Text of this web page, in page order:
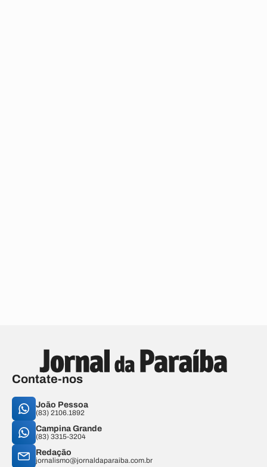
Contate-nos
João Pessoa
(83) 2106.1892
Campina Grande
(83) 3315-3204
Redação
jornalismo@jornaldaparaiba.com.br